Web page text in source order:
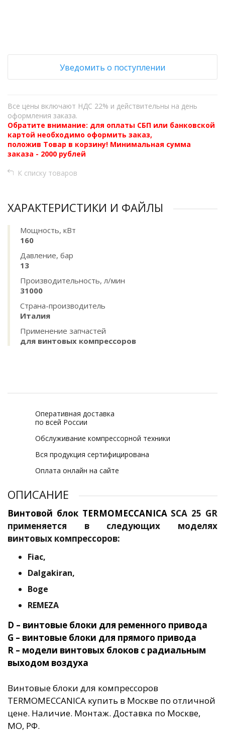
Уведомить о поступлении
Все цены включают НДС 22% и действительны на день
оформления заказа.
Обратите внимание: для оплаты СБП или банковской
картой необходимо оформить заказ,
положив Товар в корзину! Минимальная сумма
заказа - 2000 рублей
К списку товаров
ХАРАКТЕРИСТИКИ И ФАЙЛЫ
Мощность, кВт
160
Давление, бар
13
Производительность, л/мин
31000
Страна-производитель
Италия
Применение запчастей
для винтовых компрессоров
Оперативная доставка
по всей России
Обслуживание компрессорной техники
Вся продукция сертифицирована
Оплата онлайн на сайте
ОПИСАНИЕ
Винтовой блок TERMOMECCANICA SCA 25 GR
применяется в следующих моделях
винтовых компрессоров:
Fiac,
Dalgakiran,
Boge
REMEZA
D – винтовые блоки для ременного привода
G – винтовые блоки для прямого привода
R – модели винтовых блоков с радиальным
выходом воздуха
Винтовые блоки для компрессоров
TERMOMECCANICA купить в Москве по отличной
цене. Наличие. Монтаж. Доставка по Москве,
МО, РФ.